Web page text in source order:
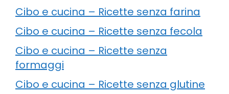
Cibo e cucina – Ricette senza farina
Cibo e cucina – Ricette senza fecola
Cibo e cucina – Ricette senza
formaggi
Cibo e cucina – Ricette senza glutine